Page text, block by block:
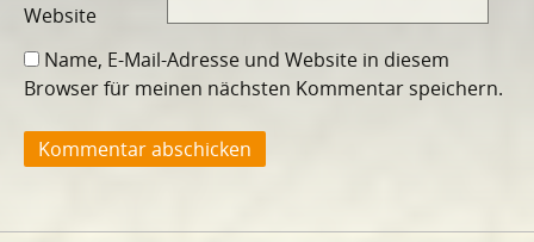
Website
Name, E-Mail-Adresse und Website in diesem
Browser für meinen nächsten Kommentar speichern.